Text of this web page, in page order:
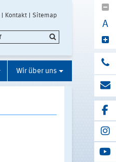
Kontakt Sitemap
A
Wir über uns